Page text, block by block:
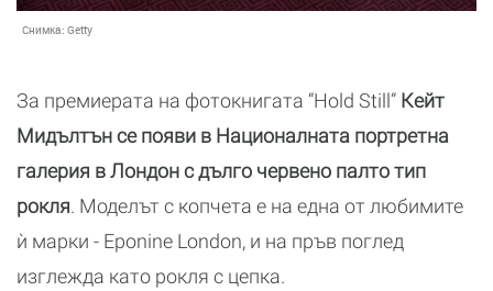
Снимка: Getty
За премиерата на фотокнигата “Hold Still” Кейт
Мидълтън се появи в Националната портретна
галерия в Лондон с дълго червено палто тип
рокля. Моделът с копчета е на една от любимите
ѝ марки - Eponine London, и на пръв поглед
изглежда като рокля с цепка.